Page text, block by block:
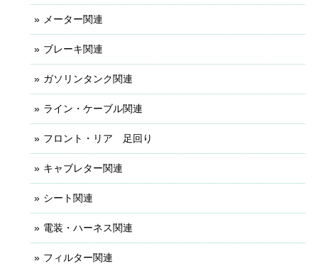
メーター関連
ブレーキ関連
ガソリンタンク関連
ライン・ケーブル関連
フロント・リア 足回り
キャブレター関連
シート関連
電装・ハーネス関連
フィルター関連